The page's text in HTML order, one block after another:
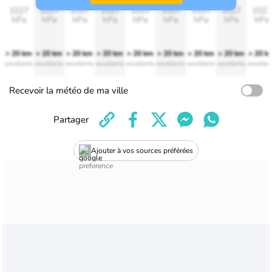
hPa
> 20 km
excellente
1027
hPa
> 20 km
excellente
1027
hPa
> 20 km
excellente
1027
hPa
> 20 km
excellente
1027
hPa
> 20 km
excellente
1027
hPa
> 20 km
excellente
1027
hPa
> 20 km
excellente
1027
hPa
> 20 km
excellente
hPa
> 20
Recevoir la météo de ma ville
Ajouter à vos sources préférées
Partager